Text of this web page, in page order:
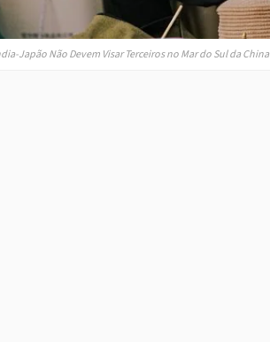
Japão Não Devem Visar Terceiros no Mar do Sul da China